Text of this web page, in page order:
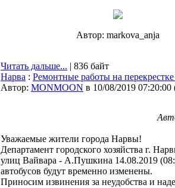
Автор: markova_anja
Читать дальше... | 836 байт
Нарва : Ремонтные работы на
Автор: MONMOON в 10/08/2019 07:20:00
Уважаемые жители города Нарвы!
Департамент городского хозяйства г.
улиц Вайвара - А.Пушкина 14.08.2019
автобусов будут временно изменены.
Приносим извинения за неудобства и